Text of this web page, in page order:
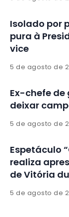
Isolado por
pura à
vice
5 de agosto de
Ex-chefe de
deixar
5 de agosto de
Espetáculo
realiza
de Vitória
5 de agosto de